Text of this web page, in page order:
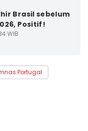
Brasil sebelum
Positif!
WIB
Portugal